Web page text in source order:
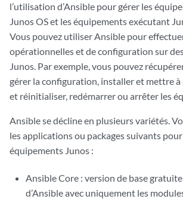
l’utilisation d’Ansible pour gérer les
Junos OS et les équipements exécutant
Vous pouvez utiliser Ansible pour
opérationnelles et de configuration sur
Junos. Par exemple, vous pouvez
gérer la configuration, installer et mettre à
et réinitialiser, redémarrer ou arrêter les
Ansible se décline en plusieurs variétés.
les applications ou packages suivants
équipements Junos :
Ansible Core : version de base
d’Ansible avec uniquement les